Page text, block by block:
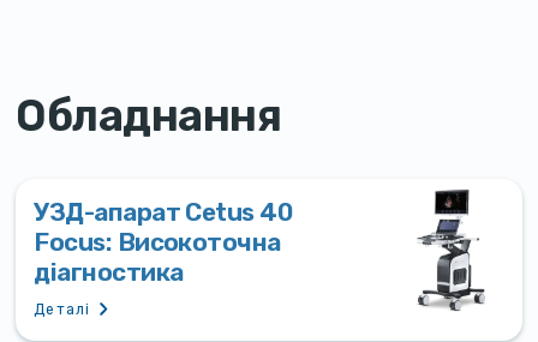
Обладнання
УЗД-апарат Cetus 40
Focus: Високоточна
діагностика
Деталі